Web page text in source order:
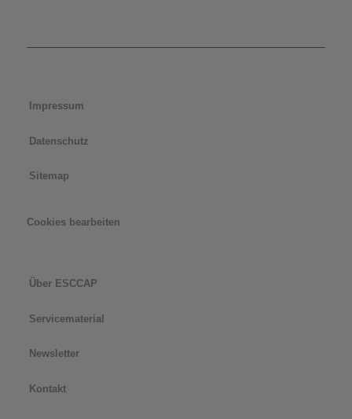
Impressum
Datenschutz
Sitemap
Cookies bearbeiten
Über ESCCAP
Servicematerial
Newsletter
Kontakt